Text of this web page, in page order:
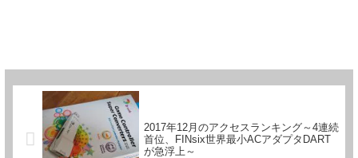
2017年12月のアクセスランキング～4連続
首位、FINsix世界最小ACアダプタDART
が急浮上～